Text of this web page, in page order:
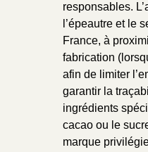
responsables.
l’épeautre et le
France, à
fabrication
afin de limiter
garantir la
ingrédients
cacao ou le
marque